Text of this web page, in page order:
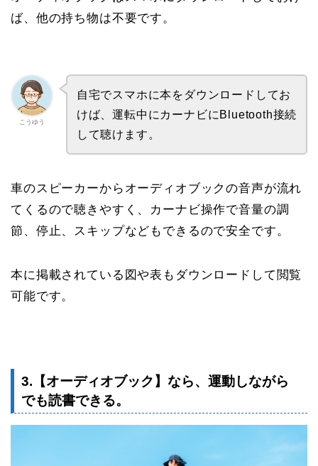
ば、他の持ち物は不要です。
こうゆう
自宅でスマホに本をダウンロードしてお
けば、運転中にカーナビにBluetooth接続
して聴けます。
車のスピーカーからオーディオブックの音声が流れ
てくるので聴きやすく、カーナビ操作で音量の調
節、停止、スキップなどもできるので安全です。
本に掲載されている図や表もダウンロードして閲覧
可能です。
3.【オーディオブック】なら、運動しながら
でも読書できる。